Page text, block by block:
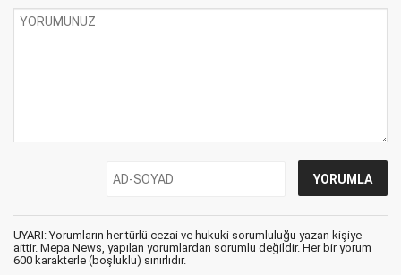
UYARI: Yorumların her türlü cezai ve hukuki sorumluluğu yazan kişiye
aittir. Mepa News, yapılan yorumlardan sorumlu değildir. Her bir yorum
600 karakterle (boşluklu) sınırlıdır.